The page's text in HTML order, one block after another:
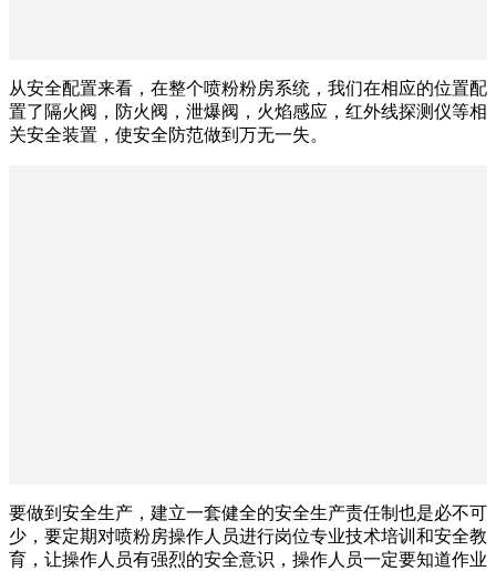
从安全配置来看，在整个喷粉粉房系统，我们在相应的位置配
置了隔火阀，防火阀，泄爆阀，火焰感应，红外线探测仪等相
关安全装置，使安全防范做到万无一失。
要做到安全生产，建立一套健全的安全生产责任制也是必不可
少，要定期对喷粉房操作人员进行岗位专业技术培训和安全教
育，让操作人员有强烈的安全意识，操作人员一定要知道作业